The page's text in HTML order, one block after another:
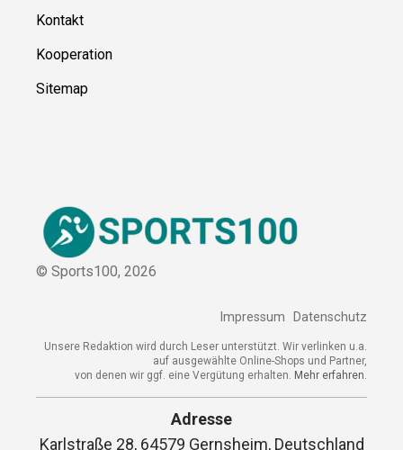
Kontakt
Kooperation
Sitemap
© Sports100, 2026
Impressum Datenschutz
Unsere Redaktion wird durch Leser unterstützt. Wir verlinken u.a.
auf ausgewählte Online-Shops und Partner,
von denen wir ggf. eine Vergütung erhalten. Mehr erfahren.
Adresse
Karlstraße 28, 64579 Gernsheim, Deutschland